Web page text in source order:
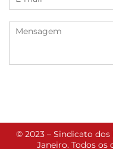
© 2023 – Sindicato
Janeiro. Todos os